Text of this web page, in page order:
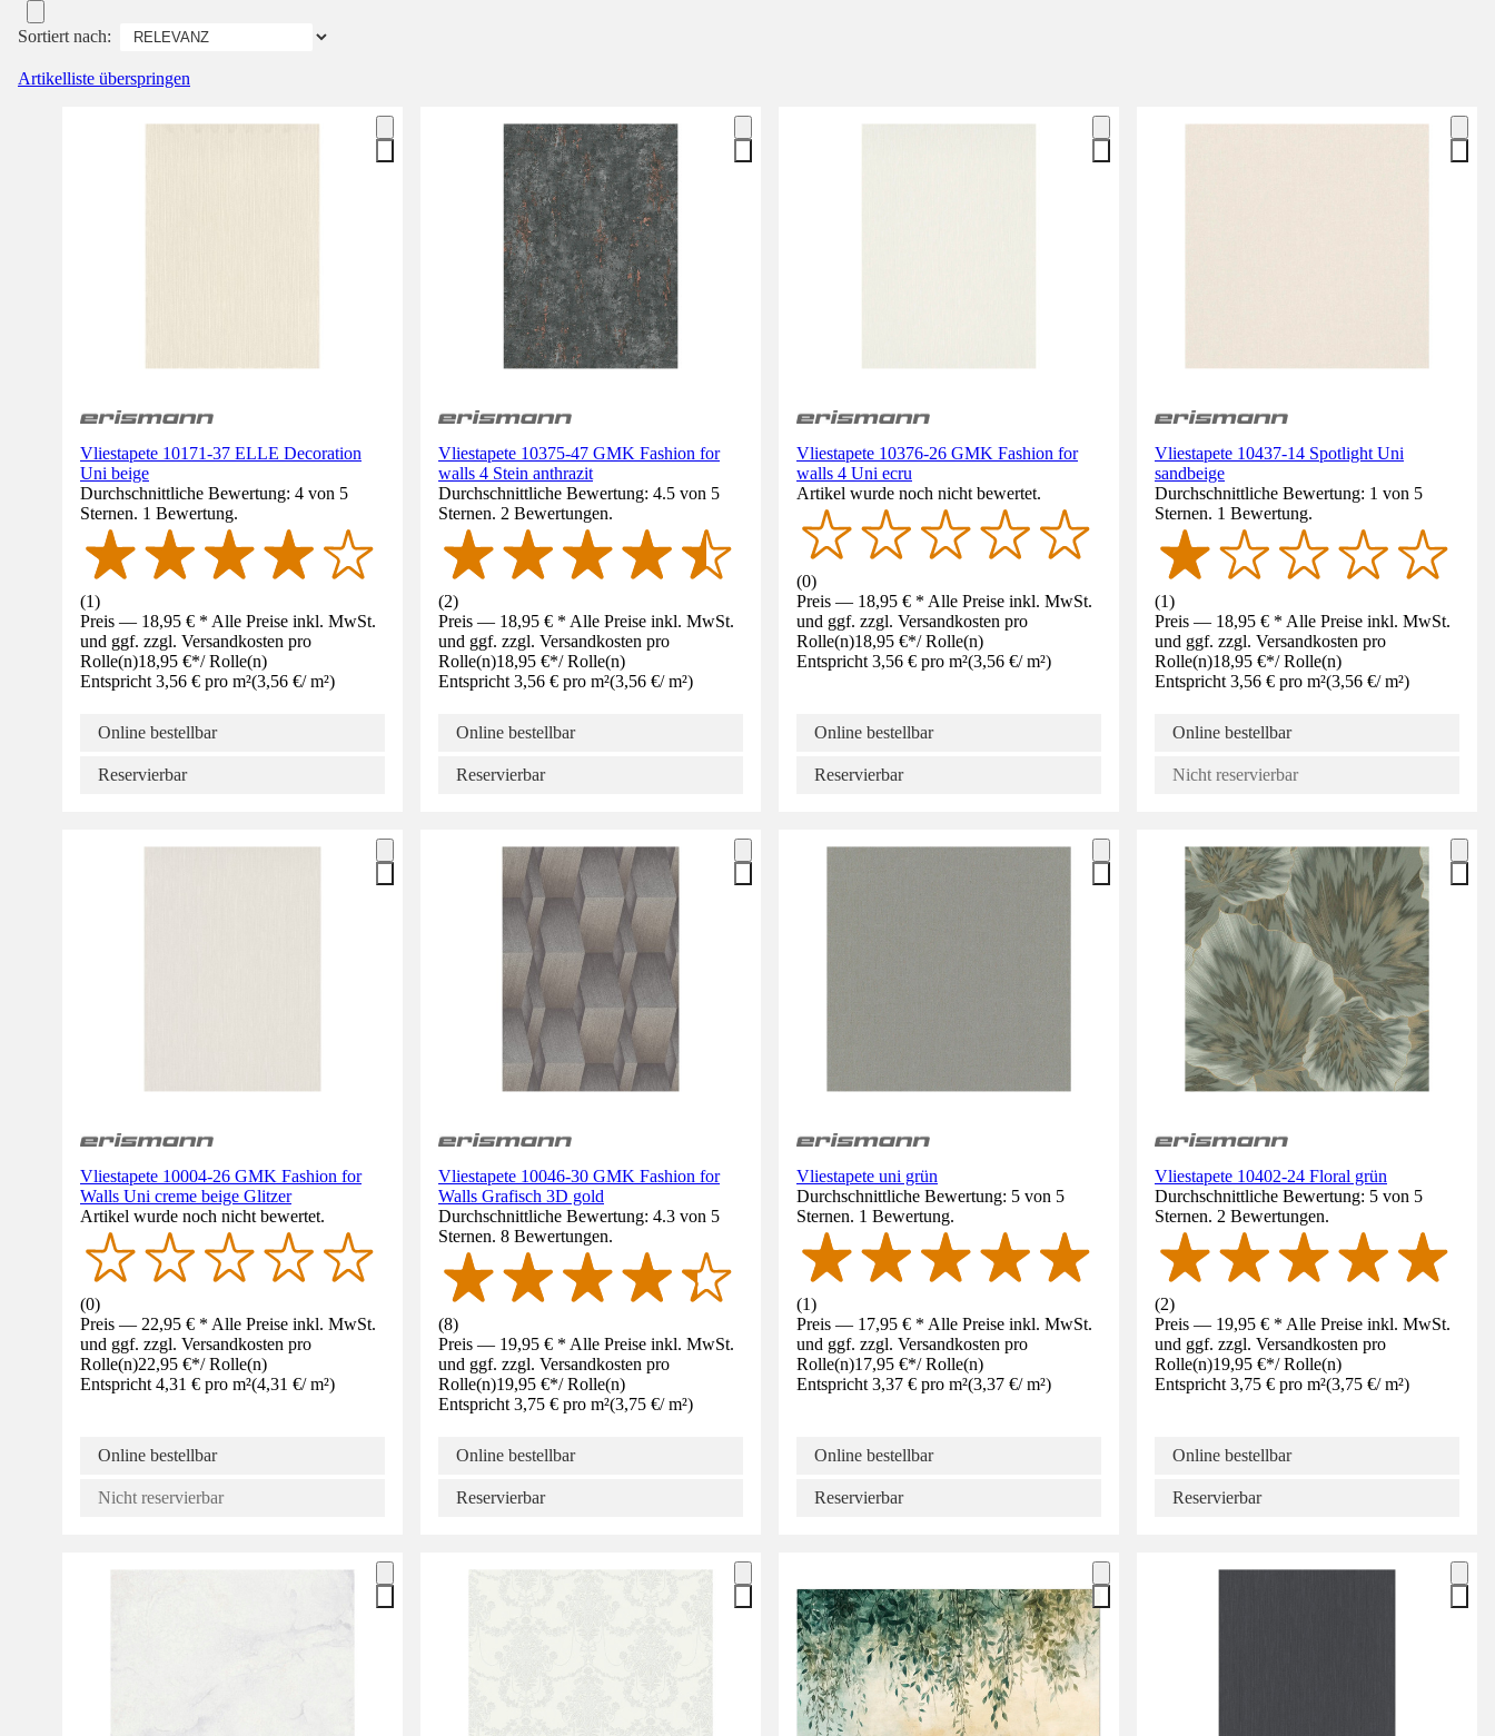
Sortiert nach:
Artikelliste überspringen
Vliestapete 10171-37 ELLE Decoration
Uni beige
Durchschnittliche Bewertung: 4 von 5
Sternen. 1 Bewertung.
(1)
Preis — 18,95 € * Alle Preise inkl. MwSt.
und ggf. zzgl. Versandkosten pro
Rolle(n)18,95 €*/ Rolle(n)
Entspricht 3,56 € pro m²(3,56 €/ m²)
Online bestellbar
Reservierbar
Vliestapete 10375-47 GMK Fashion for
walls 4 Stein anthrazit
Durchschnittliche Bewertung: 4.5 von 5
Sternen. 2 Bewertungen.
(2)
Preis — 18,95 € * Alle Preise inkl. MwSt.
und ggf. zzgl. Versandkosten pro
Rolle(n)18,95 €*/ Rolle(n)
Entspricht 3,56 € pro m²(3,56 €/ m²)
Online bestellbar
Reservierbar
Vliestapete 10376-26 GMK Fashion for
walls 4 Uni ecru
Artikel wurde noch nicht bewertet.
(0)
Preis — 18,95 € * Alle Preise inkl. MwSt.
und ggf. zzgl. Versandkosten pro
Rolle(n)18,95 €*/ Rolle(n)
Entspricht 3,56 € pro m²(3,56 €/ m²)
Online bestellbar
Reservierbar
Vliestapete 10437-14 Spotlight Uni
sandbeige
Durchschnittliche Bewertung: 1 von 5
Sternen. 1 Bewertung.
(1)
Preis — 18,95 € * Alle Preise inkl. MwSt.
und ggf. zzgl. Versandkosten pro
Rolle(n)18,95 €*/ Rolle(n)
Entspricht 3,56 € pro m²(3,56 €/ m²)
Online bestellbar
Nicht reservierbar
Vliestapete 10004-26 GMK Fashion for
Walls Uni creme beige Glitzer
Artikel wurde noch nicht bewertet.
(0)
Preis — 22,95 € * Alle Preise inkl. MwSt.
und ggf. zzgl. Versandkosten pro
Rolle(n)22,95 €*/ Rolle(n)
Entspricht 4,31 € pro m²(4,31 €/ m²)
Online bestellbar
Nicht reservierbar
Vliestapete 10046-30 GMK Fashion for
Walls Grafisch 3D gold
Durchschnittliche Bewertung: 4.3 von 5
Sternen. 8 Bewertungen.
(8)
Preis — 19,95 € * Alle Preise inkl. MwSt.
und ggf. zzgl. Versandkosten pro
Rolle(n)19,95 €*/ Rolle(n)
Entspricht 3,75 € pro m²(3,75 €/ m²)
Online bestellbar
Reservierbar
Vliestapete uni grün
Durchschnittliche Bewertung: 5 von 5
Sternen. 1 Bewertung.
(1)
Preis — 17,95 € * Alle Preise inkl. MwSt.
und ggf. zzgl. Versandkosten pro
Rolle(n)17,95 €*/ Rolle(n)
Entspricht 3,37 € pro m²(3,37 €/ m²)
Online bestellbar
Reservierbar
Vliestapete 10402-24 Floral grün
Durchschnittliche Bewertung: 5 von 5
Sternen. 2 Bewertungen.
(2)
Preis — 19,95 € * Alle Preise inkl. MwSt.
und ggf. zzgl. Versandkosten pro
Rolle(n)19,95 €*/ Rolle(n)
Entspricht 3,75 € pro m²(3,75 €/ m²)
Online bestellbar
Reservierbar